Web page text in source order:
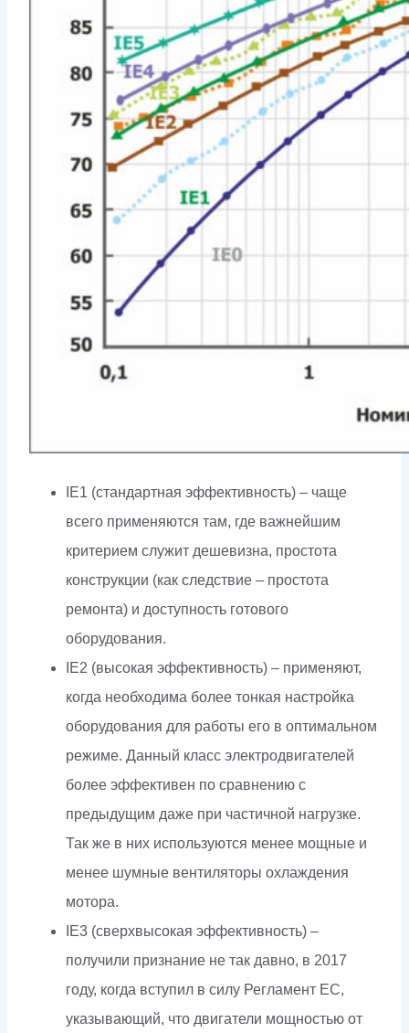
IE1 (стандартная эффективность) – чаще
всего применяются там, где важнейшим
критерием служит дешевизна, простота
конструкции (как следствие – простота
ремонта) и доступность готового
оборудования.
IE2 (высокая эффективность) – применяют,
когда необходима более тонкая настройка
оборудования для работы его в оптимальном
режиме. Данный класс электродвигателей
более эффективен по сравнению с
предыдущим даже при частичной нагрузке.
Так же в них используются менее мощные и
менее шумные вентиляторы охлаждения
мотора.
IE3 (сверхвысокая эффективность) –
получили признание не так давно, в 2017
году, когда вступил в силу Регламент ЕС,
указывающий, что двигатели мощностью от